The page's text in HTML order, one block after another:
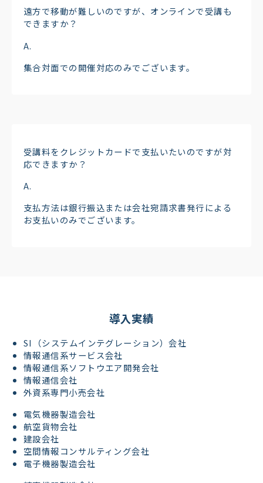
遠方で移動が難しいのですが、オンラインで受講も
できますか？
集合対面での開催対応のみでございます。
受講料をクレジットカードで支払いたいのですが対
応できますか？
支払方法は銀行振込または会社宛請求書発行による
お支払いのみでございます。
導入実績
SI（システムインテグレーション）会社
情報通信系サービス会社
情報通信系ソフトウエア開発会社
情報通信会社
外資系専門小売会社
電気機器製造会社
航空貨物会社
建設会社
空間情報コンサルティング会社
電子機器製造会社